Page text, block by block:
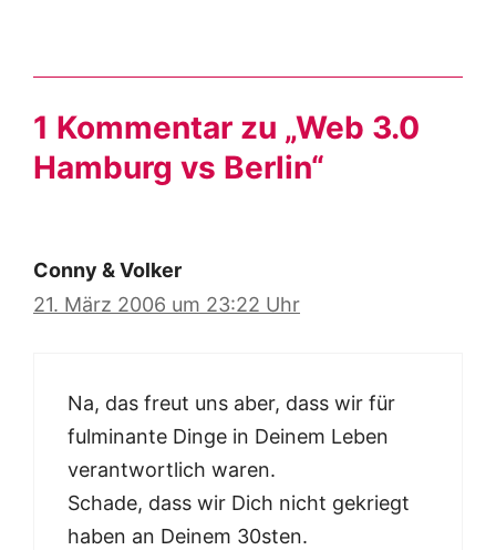
1 Kommentar zu „Web 3.0
Hamburg vs Berlin“
Conny & Volker
21. März 2006 um 23:22 Uhr
Na, das freut uns aber, dass wir für
fulminante Dinge in Deinem Leben
verantwortlich waren.
Schade, dass wir Dich nicht gekriegt
haben an Deinem 30sten.